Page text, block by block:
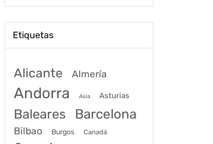
Etiquetas
Alicante Almería
Andorra Asia Asturias
Baleares Barcelona
Bilbao Burgos Canadá